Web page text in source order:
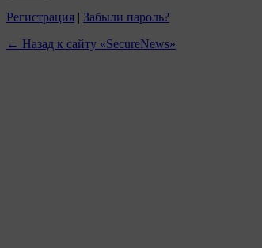
Регистрация | Забыли пароль?
← Назад к сайту «SecureNews»